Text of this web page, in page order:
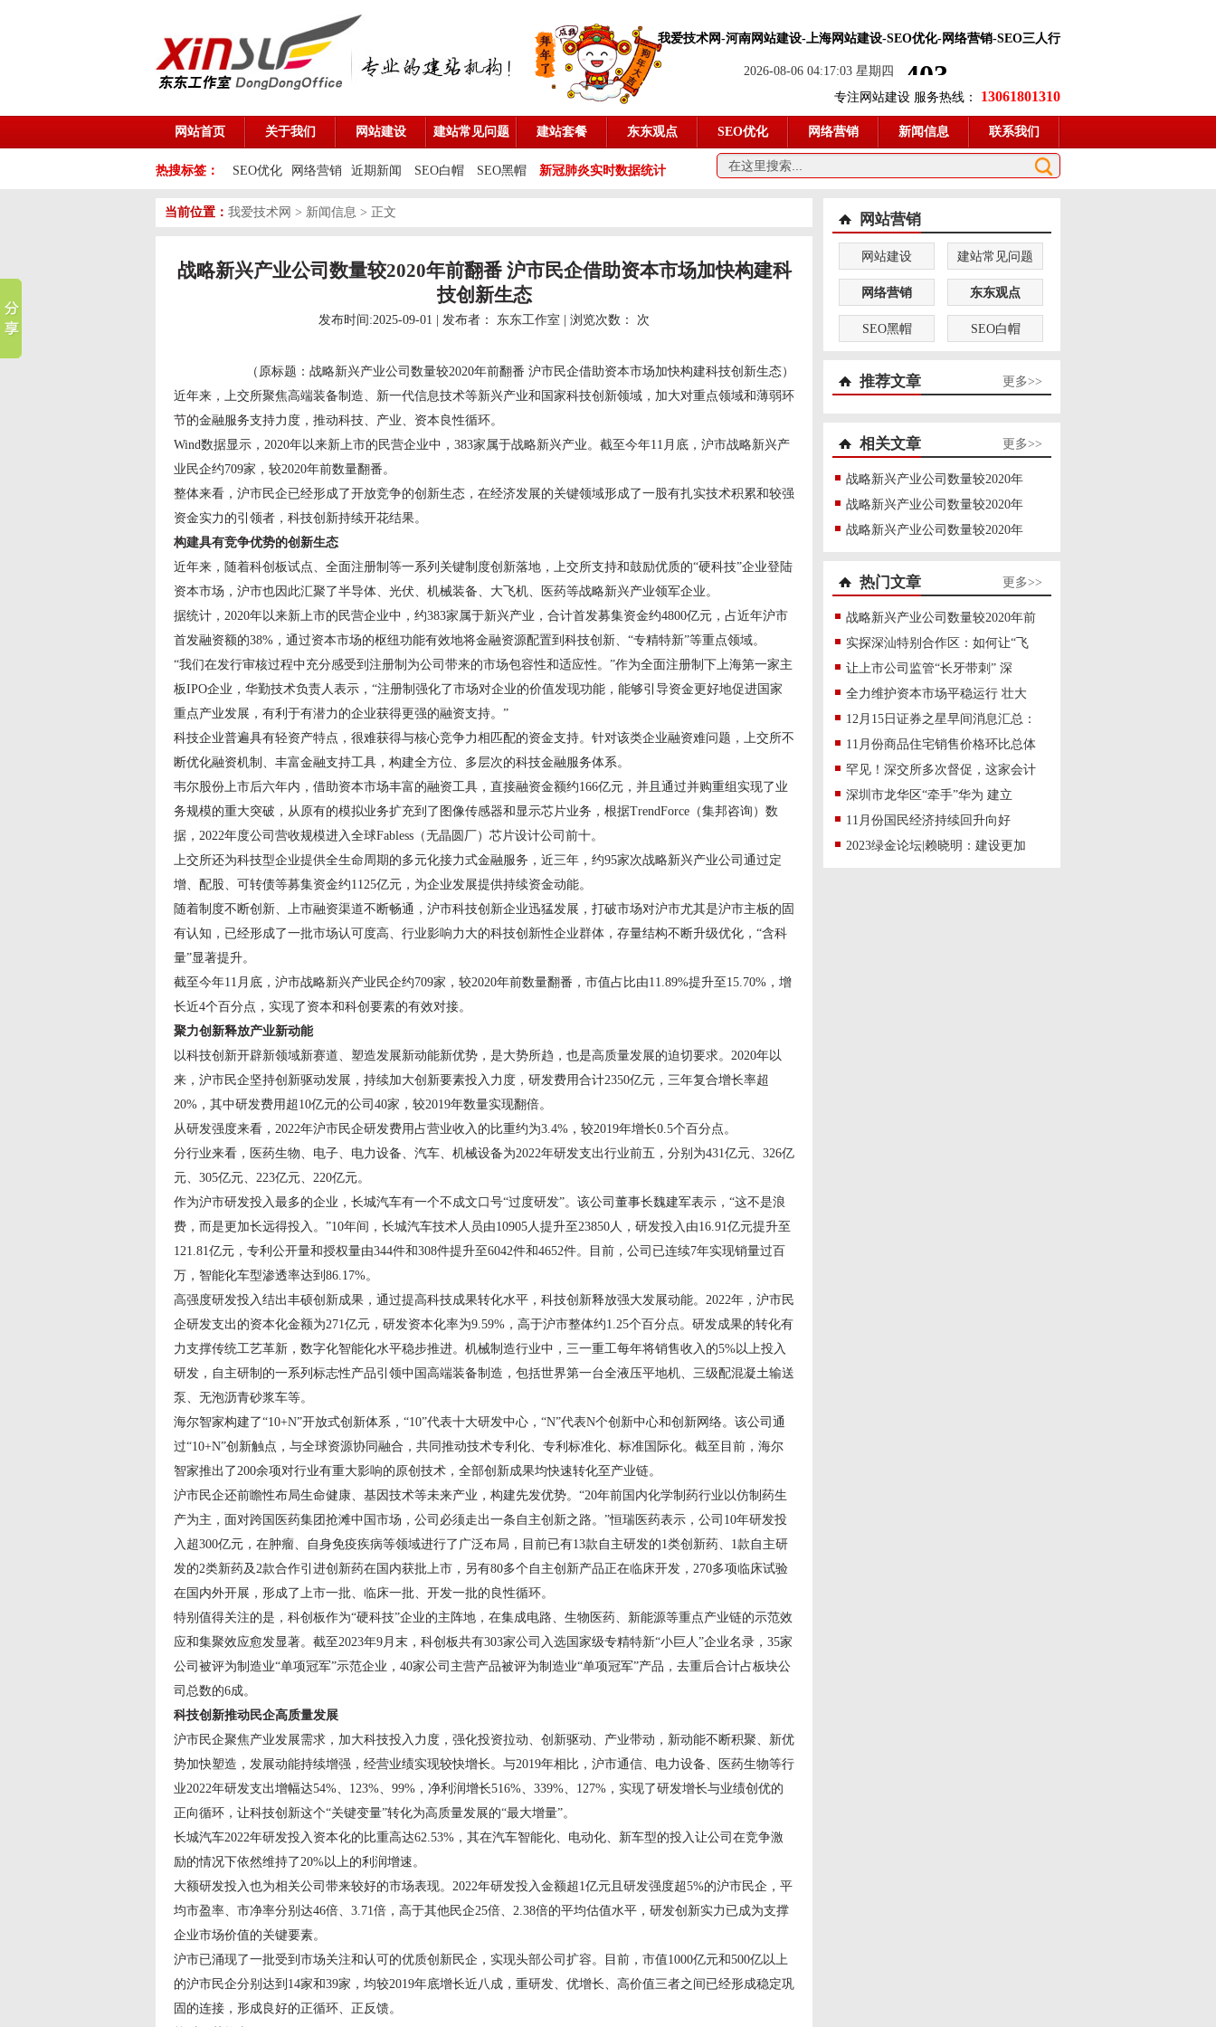
我爱技术网-河南网站建设-上海网站建设-SEO优化-网络营销-SEO三人行
2026-08-06 04:17:04 星期四
专注网站建设 服务热线： 13061801310
网站首页 关于我们 网站建设 建站常见问题 建站套餐 东东观点 SEO优化 网络营销 新闻信息 联系我们
热搜标签： SEO优化 网络营销 近期新闻 SEO白帽 SEO黑帽 新冠肺炎实时数据统计
当前位置： 我爱技术网 > 新闻信息 > 正文
战略新兴产业公司数量较2020年前翻番 沪市民企借助资本市场加快构建科
技创新生态
发布时间:2025-09-01 | 发布者： 东东工作室 | 浏览次数： 次
（原标题：战略新兴产业公司数量较2020年前翻番 沪市民企借助资本市场加快构建科技创新生态）
近年来，上交所聚焦高端装备制造、新一代信息技术等新兴产业和国家科技创新领域，加大对重点领域和薄弱环
节的金融服务支持力度，推动科技、产业、资本良性循环。
Wind数据显示，2020年以来新上市的民营企业中，383家属于战略新兴产业。截至今年11月底，沪市战略新兴产
业民企约709家，较2020年前数量翻番。
整体来看，沪市民企已经形成了开放竞争的创新生态，在经济发展的关键领域形成了一股有扎实技术积累和较强
资金实力的引领者，科技创新持续开花结果。
构建具有竞争优势的创新生态
近年来，随着科创板试点、全面注册制等一系列关键制度创新落地，上交所支持和鼓励优质的“硬科技”企业登陆
资本市场，沪市也因此汇聚了半导体、光伏、机械装备、大飞机、医药等战略新兴产业领军企业。
据统计，2020年以来新上市的民营企业中，约383家属于新兴产业，合计首发募集资金约4800亿元，占近年沪市
首发融资额的38%，通过资本市场的枢纽功能有效地将金融资源配置到科技创新、“专精特新”等重点领域。
“我们在发行审核过程中充分感受到注册制为公司带来的市场包容性和适应性。”作为全面注册制下上海第一家主
板IPO企业，华勤技术负责人表示，“注册制强化了市场对企业的价值发现功能，能够引导资金更好地促进国家
重点产业发展，有利于有潜力的企业获得更强的融资支持。”
科技企业普遍具有轻资产特点，很难获得与核心竞争力相匹配的资金支持。针对该类企业融资难问题，上交所不
断优化融资机制、丰富金融支持工具，构建全方位、多层次的科技金融服务体系。
韦尔股份上市后六年内，借助资本市场丰富的融资工具，直接融资金额约166亿元，并且通过并购重组实现了业
务规模的重大突破，从原有的模拟业务扩充到了图像传感器和显示芯片业务，根据TrendForce（集邦咨询）数
据，2022年度公司营收规模进入全球Fabless（无晶圆厂）芯片设计公司前十。
上交所还为科技型企业提供全生命周期的多元化接力式金融服务，近三年，约95家次战略新兴产业公司通过定
增、配股、可转债等募集资金约1125亿元，为企业发展提供持续资金动能。
随着制度不断创新、上市融资渠道不断畅通，沪市科技创新企业迅猛发展，打破市场对沪市尤其是沪市主板的固
有认知，已经形成了一批市场认可度高、行业影响力大的科技创新性企业群体，存量结构不断升级优化，“含科
量”显著提升。
截至今年11月底，沪市战略新兴产业民企约709家，较2020年前数量翻番，市值占比由11.89%提升至15.70%，增
长近4个百分点，实现了资本和科创要素的有效对接。
聚力创新释放产业新动能
以科技创新开辟新领域新赛道、塑造发展新动能新优势，是大势所趋，也是高质量发展的迫切要求。2020年以
来，沪市民企坚持创新驱动发展，持续加大创新要素投入力度，研发费用合计2350亿元，三年复合增长率超
20%，其中研发费用超10亿元的公司40家，较2019年数量实现翻倍。
从研发强度来看，2022年沪市民企研发费用占营业收入的比重约为3.4%，较2019年增长0.5个百分点。
分行业来看，医药生物、电子、电力设备、汽车、机械设备为2022年研发支出行业前五，分别为431亿元、326亿
元、305亿元、223亿元、220亿元。
作为沪市研发投入最多的企业，长城汽车有一个不成文口号“过度研发”。该公司董事长魏建军表示，“这不是浪
费，而是更加长远得投入。”10年间，长城汽车技术人员由10905人提升至23850人，研发投入由16.91亿元提升至
121.81亿元，专利公开量和授权量由344件和308件提升至6042件和4652件。目前，公司已连续7年实现销量过百
万，智能化车型渗透率达到86.17%。
高强度研发投入结出丰硕创新成果，通过提高科技成果转化水平，科技创新释放强大发展动能。2022年，沪市民
企研发支出的资本化金额为271亿元，研发资本化率为9.59%，高于沪市整体约1.25个百分点。研发成果的转化有
力支撑传统工艺革新，数字化智能化水平稳步推进。机械制造行业中，三一重工每年将销售收入的5%以上投入
研发，自主研制的一系列标志性产品引领中国高端装备制造，包括世界第一台全液压平地机、三级配混凝土输送
泵、无泡沥青砂浆车等。
海尔智家构建了“10+N”开放式创新体系，“10”代表十大研发中心，“N”代表N个创新中心和创新网络。该公司通
过“10+N”创新触点，与全球资源协同融合，共同推动技术专利化、专利标准化、标准国际化。截至目前，海尔
智家推出了200余项对行业有重大影响的原创技术，全部创新成果均快速转化至产业链。
沪市民企还前瞻性布局生命健康、基因技术等未来产业，构建先发优势。“20年前国内化学制药行业以仿制药生
产为主，面对跨国医药集团抢滩中国市场，公司必须走出一条自主创新之路。”恒瑞医药表示，公司10年研发投
入超300亿元，在肿瘤、自身免疫疾病等领域进行了广泛布局，目前已有13款自主研发的1类创新药、1款自主研
发的2类新药及2款合作引进创新药在国内获批上市，另有80多个自主创新产品正在临床开发，270多项临床试验
在国内外开展，形成了上市一批、临床一批、开发一批的良性循环。
特别值得关注的是，科创板作为“硬科技”企业的主阵地，在集成电路、生物医药、新能源等重点产业链的示范效
应和集聚效应愈发显著。截至2023年9月末，科创板共有303家公司入选国家级专精特新“小巨人”企业名录，35家
公司被评为制造业“单项冠军”示范企业，40家公司主营产品被评为制造业“单项冠军”产品，去重后合计占板块公
司总数的6成。
科技创新推动民企高质量发展
沪市民企聚焦产业发展需求，加大科技投入力度，强化投资拉动、创新驱动、产业带动，新动能不断积聚、新优
势加快塑造，发展动能持续增强，经营业绩实现较快增长。与2019年相比，沪市通信、电力设备、医药生物等行
业2022年研发支出增幅达54%、123%、99%，净利润增长516%、339%、127%，实现了研发增长与业绩创优的
正向循环，让科技创新这个“关键变量”转化为高质量发展的“最大增量”。
长城汽车2022年研发投入资本化的比重高达62.53%，其在汽车智能化、电动化、新车型的投入让公司在竞争激
励的情况下依然维持了20%以上的利润增速。
大额研发投入也为相关公司带来较好的市场表现。2022年研发投入金额超1亿元且研发强度超5%的沪市民企，平
均市盈率、市净率分别达46倍、3.71倍，高于其他民企25倍、2.38倍的平均估值水平，研发创新实力已成为支撑
企业市场价值的关键要素。
沪市已涌现了一批受到市场关注和认可的优质创新民企，实现头部公司扩容。目前，市值1000亿元和500亿以上
的沪市民企分别达到14家和39家，均较2019年底增长近八成，重研发、优增长、高价值三者之间已经形成稳定巩
固的连接，形成良好的正循环、正反馈。
网站营销
网站建设 建站常见问题
网络营销 东东观点
SEO黑帽 SEO白帽
推荐文章 更多>>
相关文章 更多>>
战略新兴产业公司数量较2020年
战略新兴产业公司数量较2020年
战略新兴产业公司数量较2020年
热门文章 更多>>
战略新兴产业公司数量较2020年前
实探深汕特别合作区：如何让“飞
让上市公司监管“长牙带刺” 深
全力维护资本市场平稳运行 壮大
12月15日证券之星早间消息汇总：
11月份商品住宅销售价格环比总体
罕见！深交所多次督促，这家会计
深圳市龙华区“牵手”华为 建立
11月份国民经济持续回升向好
2023绿金论坛|赖晓明：建设更加